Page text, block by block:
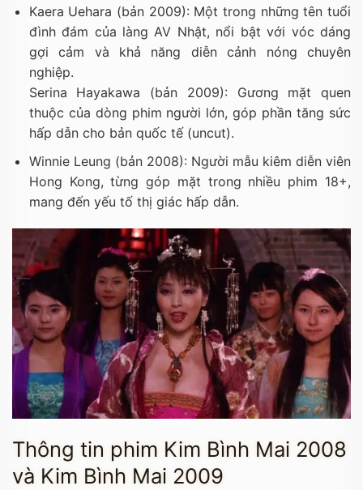
Kaera Uehara (bản 2009): Một trong những tên tuổi
đình đám của làng AV Nhật, nổi bật với vóc dáng
gợi cảm và khả năng diễn cảnh nóng chuyên
nghiệp.
Serina Hayakawa (bản 2009): Gương mặt quen
thuộc của dòng phim người lớn, góp phần tăng sức
hấp dẫn cho bản quốc tế (uncut).
Winnie Leung (bản 2008): Người mẫu kiêm diễn viên
Hong Kong, từng góp mặt trong nhiều phim 18+,
mang đến yếu tố thị giác hấp dẫn.
Thông tin phim Kim Bình Mai 2008
và Kim Bình Mai 2009